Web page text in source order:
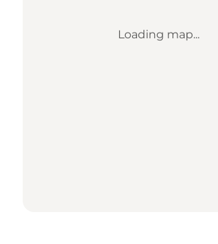
Loading map...